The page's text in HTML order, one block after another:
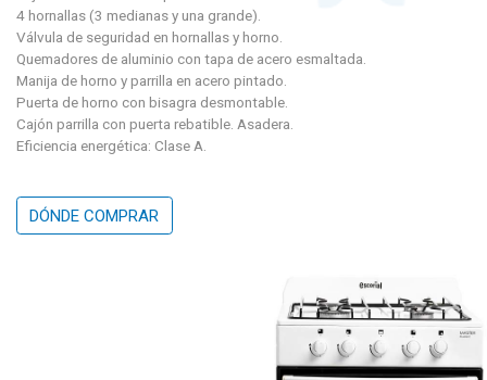
4 hornallas (3 medianas y una grande).
Válvula de seguridad en hornallas y horno.
Quemadores de aluminio con tapa de acero esmaltada.
Manija de horno y parrilla en acero pintado.
Puerta de horno con bisagra desmontable.
Cajón parrilla con puerta rebatible. Asadera.
Eficiencia energética: Clase A.
DÓNDE COMPRAR